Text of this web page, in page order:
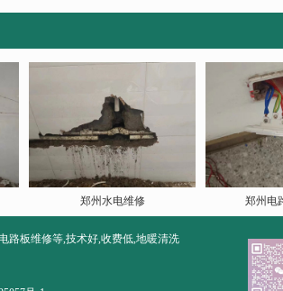
郑州水电维修 郑州电
路板维修等,技术好,收费低,地暖清洗